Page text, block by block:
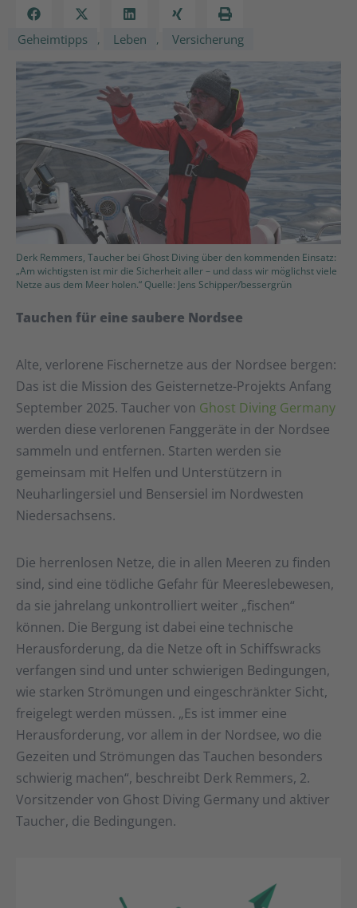
Geheimtipps , Leben , Versicherung
Derk Remmers, Taucher bei Ghost Diving über den kommenden Einsatz:
„Am wichtigsten ist mir die Sicherheit aller – und dass wir möglichst viele
Netze aus dem Meer holen.“ Quelle: Jens Schipper/bessergrün
Tauchen für eine saubere Nordsee
Alte, verlorene Fischernetze aus der Nordsee bergen:
Das ist die Mission des Geisternetze-Projekts Anfang
September 2025. Taucher von Ghost Diving Germany
werden diese verlorenen Fanggeräte in der Nordsee
sammeln und entfernen. Starten werden sie
gemeinsam mit Helfen und Unterstützern in
Neuharlingersiel und Bensersiel im Nordwesten
Niedersachsens.
Die herrenlosen Netze, die in allen Meeren zu finden
sind, sind eine tödliche Gefahr für Meereslebewesen,
da sie jahrelang unkontrolliert weiter „fischen“
können. Die Bergung ist dabei eine technische
Herausforderung, da die Netze oft in Schiffswracks
verfangen sind und unter schwierigen Bedingungen,
wie starken Strömungen und eingeschränkter Sicht,
freigelegt werden müssen. „Es ist immer eine
Herausforderung, vor allem in der Nordsee, wo die
Gezeiten und Strömungen das Tauchen besonders
schwierig machen“, beschreibt Derk Remmers, 2.
Vorsitzender von Ghost Diving Germany und aktiver
Taucher, die Bedingungen.